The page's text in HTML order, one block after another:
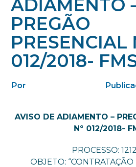
ADIAMENTO
PREGÃO
PRESENCIAL
012/2018-
Por
AVISO DE ADIAMENTO –
Nº 012/2018-
PROCESSO:
OBJETO: